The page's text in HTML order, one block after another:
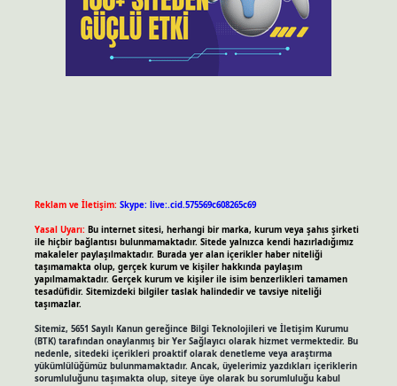
Reklam ve İletişim: Skype: live:.cid.575569c608265c69
Yasal Uyarı: Bu internet sitesi, herhangi bir marka, kurum veya şahıs şirketi
ile hiçbir bağlantısı bulunmamaktadır. Sitede yalnızca kendi hazırladığımız
makaleler paylaşılmaktadır. Burada yer alan içerikler haber niteliği
taşımamakta olup, gerçek kurum ve kişiler hakkında paylaşım
yapılmamaktadır. Gerçek kurum ve kişiler ile isim benzerlikleri tamamen
tesadüfidir. Sitemizdeki bilgiler taslak halindedir ve tavsiye niteliği
taşımazlar.
Sitemiz, 5651 Sayılı Kanun gereğince Bilgi Teknolojileri ve İletişim Kurumu
(BTK) tarafından onaylanmış bir Yer Sağlayıcı olarak hizmet vermektedir. Bu
nedenle, sitedeki içerikleri proaktif olarak denetleme veya araştırma
yükümlülüğümüz bulunmamaktadır. Ancak, üyelerimiz yazdıkları içeriklerin
sorumluluğunu taşımakta olup, siteye üye olarak bu sorumluluğu kabul